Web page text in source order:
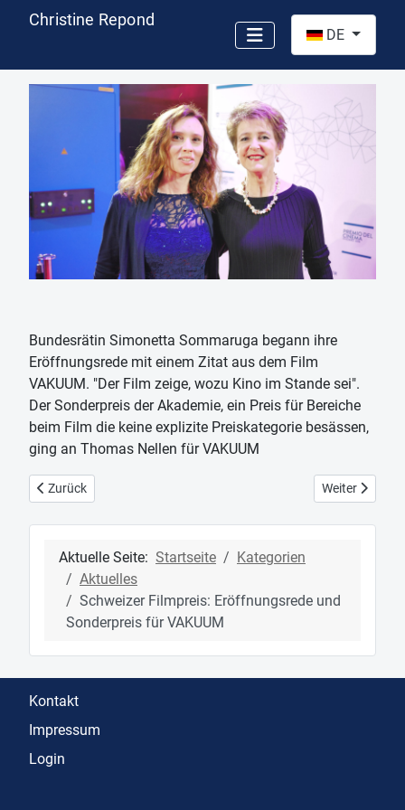
Christine Repond
DE
Bundesrätin Simonetta Sommaruga begann ihre
Eröffnungsrede mit einem Zitat aus dem Film
VAKUUM. "Der Film zeige, wozu Kino im Stande sei".
Der Sonderpreis der Akademie, ein Preis für Bereiche
beim Film die keine explizite Preiskategorie besässen,
ging an Thomas Nellen für VAKUUM
Vorheriger Beitrag: VAKUUM am Seoul international Women
Zurück Nächster
Weiter
Aktuelle Seite: Startseite
Kategorien
Aktuelles
Schweizer Filmpreis: Eröffnungsrede und
Sonderpreis für VAKUUM
Kontakt
Impressum
Login